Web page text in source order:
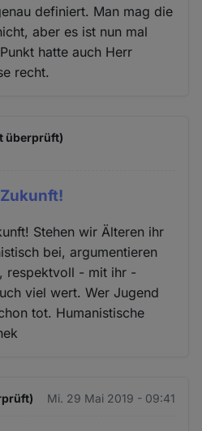
definiert. Man mag die
aber es ist nun mal
hatte auch Herr
recht.
überprüft)
Stehen wir Älteren ihr
bei, argumentieren
respektvoll - mit ihr -
viel wert. Wer Jugend
tot. Humanistische
Mi. 29 Mai 2019 - 09:41